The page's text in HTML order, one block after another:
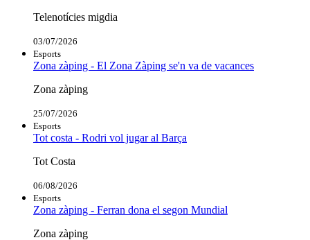
Telenotícies migdia
03/07/2026
Esports
Zona zàping - El Zona Zàping se'n va de vacances
Zona zàping
25/07/2026
Esports
Tot costa - Rodri vol jugar al Barça
Tot Costa
06/08/2026
Esports
Zona zàping - Ferran dona el segon Mundial
Zona zàping